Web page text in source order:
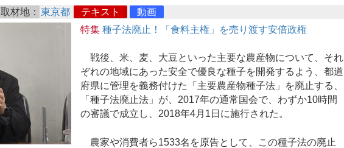
取材地： 東京都 テキスト
動画
特集 種子法廃止！「食料主権」を売り渡す安倍政権
戦後、米、麦、大豆といった主要な農産物について、それ
ぞれの地域にあった安全で優良な種子を開発するよう、都道
府県に管理を義務付けた「主要農産物種子法」を廃止する、
「種子法廃止法」が、2017年の通常国会で、わずか10時間
の審議で成立し、2018年4月1日に施行された。
農家や消費者ら1533名を原告として、この種子法の廃止